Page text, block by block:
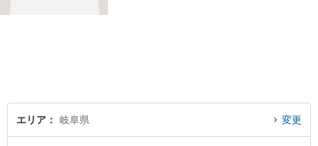
エリア 岐阜県 変更